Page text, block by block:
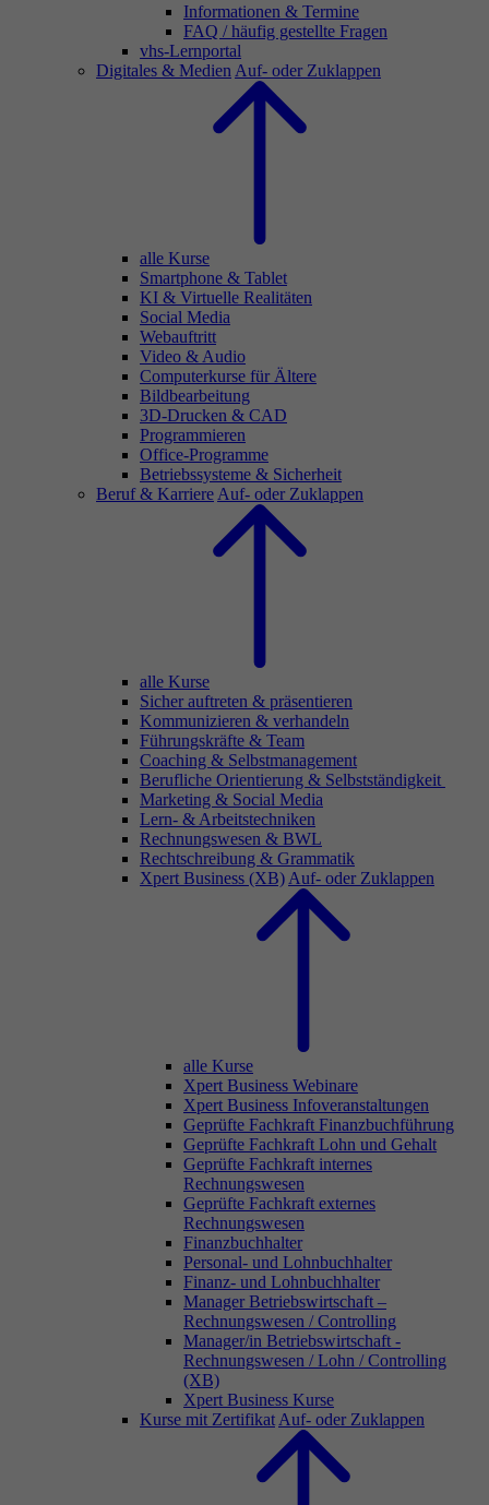
Informationen & Termine
FAQ / häufig gestellte Fragen
vhs-Lernportal
Digitales & Medien Auf- oder Zuklappen
alle Kurse
Smartphone & Tablet
KI & Virtuelle Realitäten
Social Media
Webauftritt
Video & Audio
Computerkurse für Ältere
Bildbearbeitung
3D-Drucken & CAD
Programmieren
Office-Programme
Betriebssysteme & Sicherheit
Beruf & Karriere Auf- oder Zuklappen
alle Kurse
Sicher auftreten & präsentieren
Kommunizieren & verhandeln
Führungskräfte & Team
Coaching & Selbstmanagement
Berufliche Orientierung & Selbstständigkeit
Marketing & Social Media
Lern- & Arbeitstechniken
Rechnungswesen & BWL
Rechtschreibung & Grammatik
Xpert Business (XB) Auf- oder Zuklappen
alle Kurse
Xpert Business Webinare
Xpert Business Infoveranstaltungen
Geprüfte Fachkraft Finanzbuchführung
Geprüfte Fachkraft Lohn und Gehalt
Geprüfte Fachkraft internes
Rechnungswesen
Geprüfte Fachkraft externes
Rechnungswesen
Finanzbuchhalter
Personal- und Lohnbuchhalter
Finanz- und Lohnbuchhalter
Manager Betriebswirtschaft –
Rechnungswesen / Controlling
Manager/in Betriebswirtschaft -
Rechnungswesen / Lohn / Controlling
(XB)
Xpert Business Kurse
Kurse mit Zertifikat Auf- oder Zuklappen